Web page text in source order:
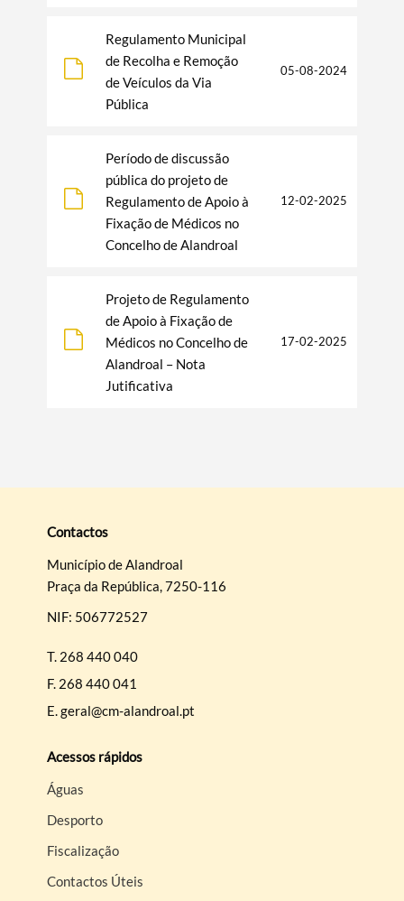
Termo de Pesquisa
Categorias gerais
Regulamento Municipal
de Recolha e Remoção
de Veículos da Via
Pública
05-08-2024
Período de discussão
pública do projeto de
Regulamento de Apoio à
Fixação de Médicos no
Concelho de Alandroal
12-02-2025
Projeto de Regulamento
de Apoio à Fixação de
Médicos no Concelho de
Alandroal – Nota
Jutificativa
17-02-2025
Contactos
Município de Alandroal
Praça da República, 7250-116
NIF: 506772527
T. 268 440 040
F. 268 440 041
E.geral@cm-alandroal.pt
Acessos rápidos
Águas
Desporto
Fiscalização
Contactos Úteis